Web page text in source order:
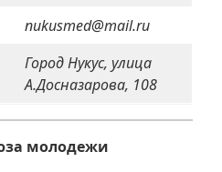
nukusmed@mail.ru
Город Нукус, улица
А.Досназарова, 108
молодежи